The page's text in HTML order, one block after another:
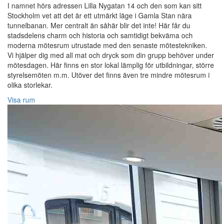
I namnet hörs adressen Lilla Nygatan 14 och den som kan sitt
Stockholm vet att det är ett utmärkt läge i Gamla Stan nära
tunnelbanan. Mer centralt än såhär blir det inte! Här får du
stadsdelens charm och historia och samtidigt bekväma och
moderna mötesrum utrustade med den senaste mötestekniken.
Vi hjälper dig med all mat och dryck som din grupp behöver under
mötesdagen. Här finns en stor lokal lämplig för utbildningar, större
styrelsemöten m.m. Utöver det finns även tre mindre mötesrum i
olika storlekar.
Visa rum